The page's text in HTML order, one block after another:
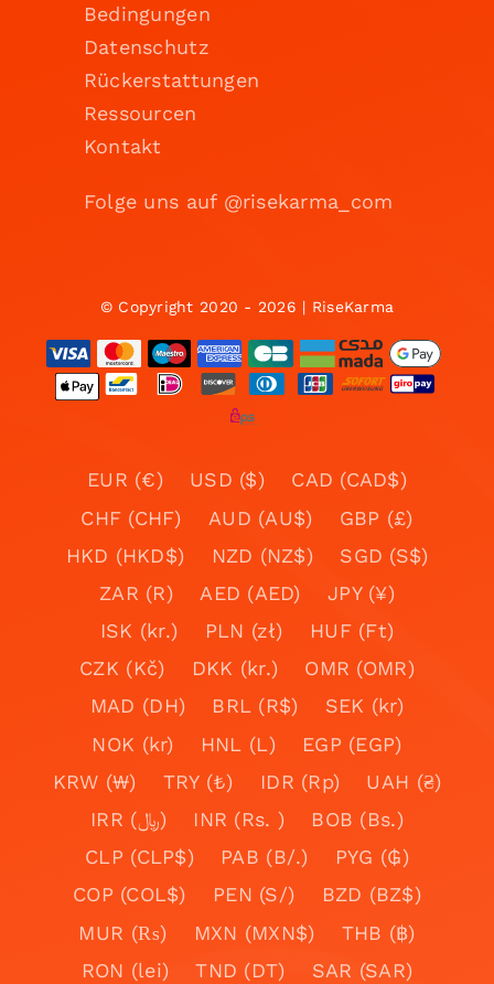
Bedingungen
Datenschutz
Rückerstattungen
Ressourcen
Kontakt
Folge uns auf @risekarma_com
© Copyright 2020 - 2026 | RiseKarma
EUR (€) USD ($)
CAD (CAD$)
CHF (CHF)
AUD (AU$)
GBP (£)
HKD (HKD$)
NZD (NZ$)
SGD (S$)
ZAR (R)
AED (AED)
JPY (¥)
ISK (kr.)
PLN (zł)
HUF (Ft)
CZK (Kč)
DKK (kr.)
OMR (OMR)
MAD (DH)
BRL (R$)
SEK (kr)
NOK (kr)
HNL (L)
EGP (EGP)
KRW (₩)
TRY (₺) IDR (Rp)
UAH (₴)
IRR (﷼)
INR (Rs. )
BOB (Bs.)
CLP (CLP$)
PAB (B/.)
PYG (₲)
COP (COL$)
PEN (S/)
BZD (BZ$)
MUR (₨)
MXN (MXN$)
THB (฿)
RON (lei)
TND (DT)
SAR (SAR)